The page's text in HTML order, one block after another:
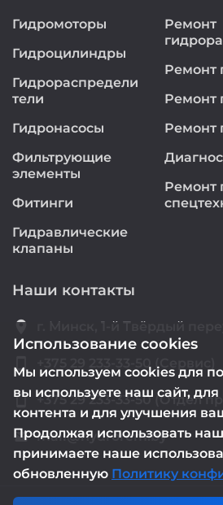
Гидромоторы
Гидроцилиндры
Гидрораспредели
тели
Гидронасосы
Фильтрующие
элементы
Фитинги
Гидравлические
клапаны
Ремонт
Ремонт
Ремонт
Ремонт
Ремонт
Наши контакты
location_on г. Минск, 1-й Твёрдый
smartphone +375 29 233-33-50 (Сервис)
smartphone +375 29 233-33-50 (Отдел
email mail@hydrorem.by
Использование cookies
Мы используем cookies для
вы используете наш сайт,
контента и для улучшения
Продолжая использовать
принимаете наше
обновленную Политику